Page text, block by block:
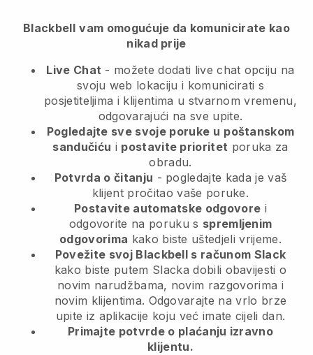
Blackbell vam omogućuje da komunicirate kao
nikad prije
Live Chat - možete dodati live chat opciju na
svoju web lokaciju i komunicirati s
posjetiteljima i klijentima u stvarnom vremenu,
odgovarajući na sve upite.
Pogledajte sve svoje poruke u poštanskom
sandučiću i postavite prioritet poruka za
obradu.
Potvrda o čitanju - pogledajte kada je vaš
klijent pročitao vaše poruke.
Postavite automatske odgovore i
odgovorite na poruku s spremljenim
odgovorima kako biste uštedjeli vrijeme.
Povežite svoj Blackbell s računom Slack
kako biste putem Slacka dobili obavijesti o
novim narudžbama, novim razgovorima i
novim klijentima. Odgovarajte na vrlo brze
upite iz aplikacije koju već imate cijeli dan.
Primajte potvrde o plaćanju izravno
klijentu.